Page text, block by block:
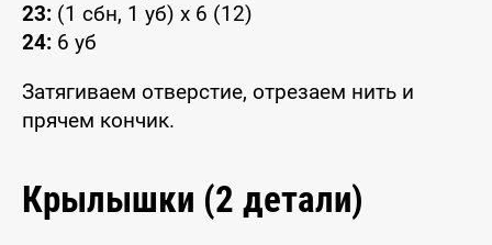
23: (1 сбн, 1 уб) x 6 (12)
24: 6 уб
Затягиваем отверстие, отрезаем нить и
прячем кончик.
Крылышки (2 детали)